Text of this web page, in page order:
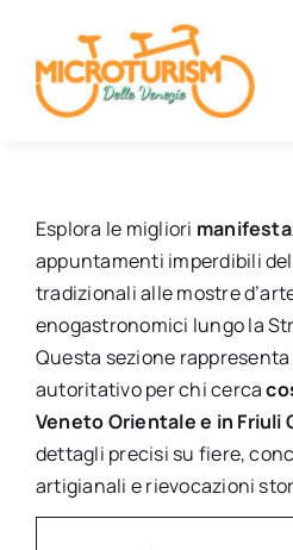
content
Esplora le migliori
appuntamenti imperdibili
tradizionali alle mostre
enogastronomici lungo la
Questa sezione
autoritativo per chi cerca
Veneto Orientale e in Friuli
dettagli precisi su fiere,
artigianali e rievocazioni